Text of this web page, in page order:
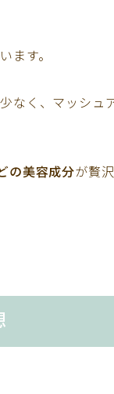
ます。
なく、マッシュ
の美容成分が贅